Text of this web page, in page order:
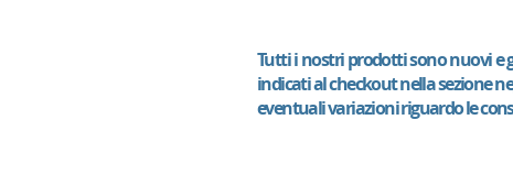
Tutti i nostri prodotti sono nuovi e
indicati al checkout nella sezione
eventuali variazioni riguardo le